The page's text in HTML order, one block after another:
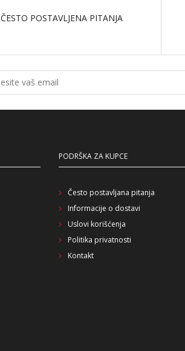
ČESTO POSTAVLJENA PITANJA
PODRŠKA ZA KUPCE
Često postavljana pitanja
Informacije o dostavi
Uslovi korišćenja
Politika privatnosti
Kontakt